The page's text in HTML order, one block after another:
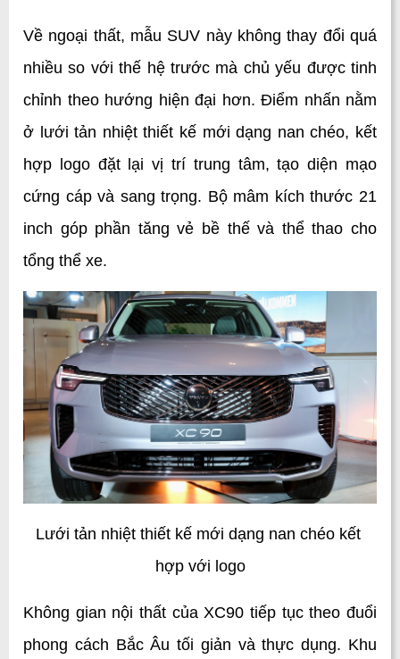
Về ngoại thất, mẫu SUV này không thay đổi quá
nhiều so với thế hệ trước mà chủ yếu được tinh
chỉnh theo hướng hiện đại hơn. Điểm nhấn nằm
ở lưới tản nhiệt thiết kế mới dạng nan chéo, kết
hợp logo đặt lại vị trí trung tâm, tạo diện mạo
cứng cáp và sang trọng. Bộ mâm kích thước 21
inch góp phần tăng vẻ bề thế và thể thao cho
tổng thể xe.
Lưới tản nhiệt thiết kế mới dạng nan chéo kết
hợp với logo
Không gian nội thất của XC90 tiếp tục theo đuổi
phong cách Bắc Âu tối giản và thực dụng. Khu